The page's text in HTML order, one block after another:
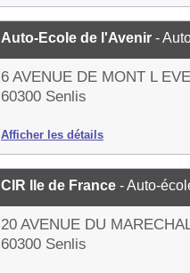
Auto-Ecole de l'Avenir -
6 AVENUE DE MONT L
60300 Senlis
Afficher les détails
CIR Ile de France - Auto-
20 AVENUE DU
60300 Senlis